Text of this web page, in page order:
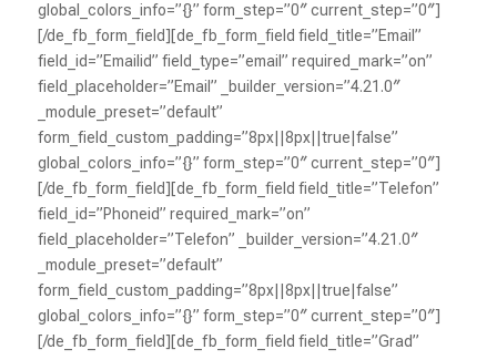
global_colors_info=”{}” form_step=”0″ current_step=”0″]
[/de_fb_form_field][de_fb_form_field field_title=”Email”
field_id=”Emailid” field_type=”email” required_mark=”on”
field_placeholder=”Email” _builder_version=”4.21.0″
_module_preset=”default”
form_field_custom_padding=”8px||8px||true|false”
global_colors_info=”{}” form_step=”0″ current_step=”0″]
[/de_fb_form_field][de_fb_form_field field_title=”Telefon”
field_id=”Phoneid” required_mark=”on”
field_placeholder=”Telefon” _builder_version=”4.21.0″
_module_preset=”default”
form_field_custom_padding=”8px||8px||true|false”
global_colors_info=”{}” form_step=”0″ current_step=”0″]
[/de_fb_form_field][de_fb_form_field field_title=”Grad”